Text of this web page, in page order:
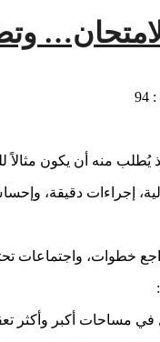
:
94
يُطلب منه أن يكون
إجراءات دقيقة،
خطوات، واجتماعات
أكبر وأكثر